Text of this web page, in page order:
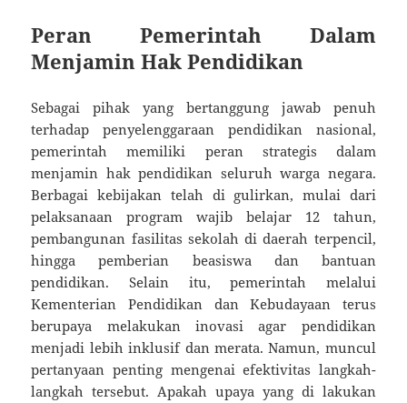
Peran Pemerintah Dalam
Menjamin Hak Pendidikan
Sebagai pihak yang bertanggung jawab penuh
terhadap penyelenggaraan pendidikan nasional,
pemerintah memiliki peran strategis dalam
menjamin hak pendidikan seluruh warga negara.
Berbagai kebijakan telah di gulirkan, mulai dari
pelaksanaan program wajib belajar 12 tahun,
pembangunan fasilitas sekolah di daerah terpencil,
hingga pemberian beasiswa dan bantuan
pendidikan. Selain itu, pemerintah melalui
Kementerian Pendidikan dan Kebudayaan terus
berupaya melakukan inovasi agar pendidikan
menjadi lebih inklusif dan merata. Namun, muncul
pertanyaan penting mengenai efektivitas langkah-
langkah tersebut. Apakah upaya yang di lakukan